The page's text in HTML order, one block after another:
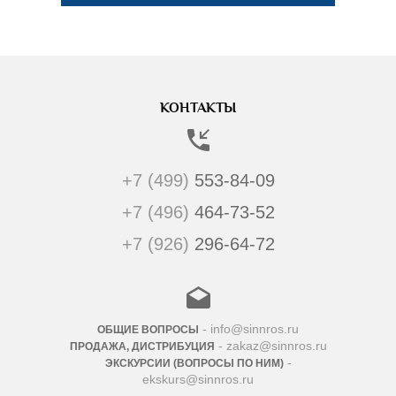
КОНТАКТЫ
+7 (499) 553-84-09
+7 (496) 464-73-52
+7 (926) 296-64-72
ОБЩИЕ ВОПРОСЫ - info@sinnros.ru
ПРОДАЖА, ДИСТРИБУЦИЯ - zakaz@sinnros.ru
ЭКСКУРСИИ (ВОПРОСЫ ПО НИМ)-
ekskurs@sinnros.ru